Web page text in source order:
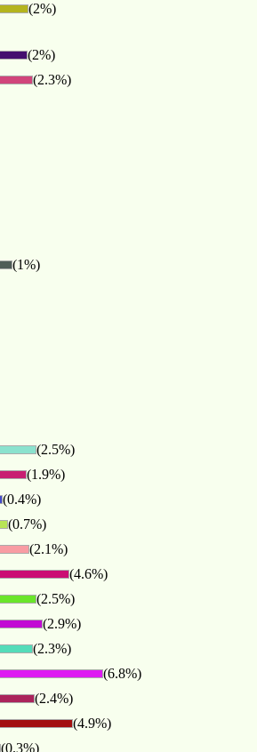
(2%)
(2%)
(2.3%)
(1%)
(2.5%)
(1.9%)
(0.4%)
(0.7%)
(2.1%)
(4.6%)
(2.5%)
(2.9%)
(2.3%)
(6.8%)
(2.4%)
(4.9%)
(0.3%)